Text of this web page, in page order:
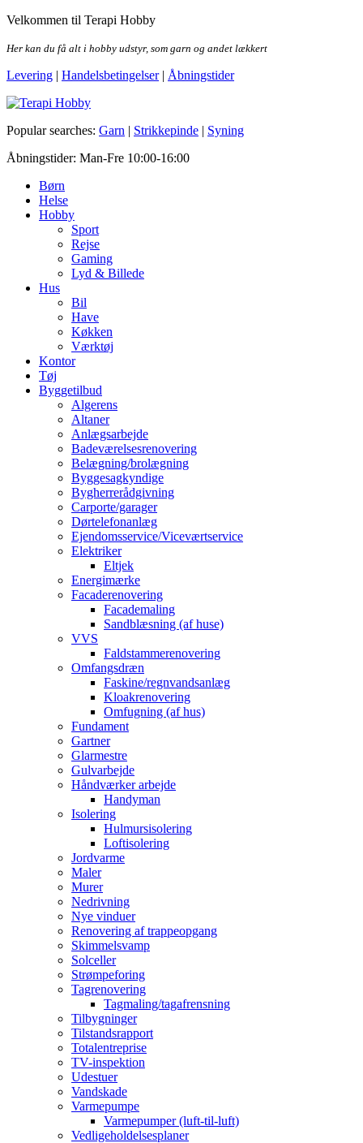
Skip
the
Velkommen til Terapi Hobby
Her kan du få alt i hobby udstyr, som garn og andet lækkert
Levering | Handelsbetingelser| Åbningstider
Terapi Hobby
Popular searches: Garn | Strikkepinde | Syning
Åbningstider: Man-Fre 10:00-16:00
Børn
Helse
Hobby
Sport
Rejse
Gaming
Lyd & Billede
Hus
Bil
Have
Køkken
Værktøj
Kontor
Tøj
Byggetilbud
Algerens
Altaner
Anlægsarbejde
Badeværelsesrenovering
Belægning/brolægning
Byggesagkyndige
Bygherrerådgivning
Carporte/garager
Dørtelefonanlæg
Ejendomsservice/Viceværtservice
Elektriker
Eltjek
Energimærke
Facaderenovering
Facademaling
Sandblæsning (af huse)
VVS
Faldstammerenovering
Omfangsdræn
Faskine/regnvandsanlæg
Kloakrenovering
Omfugning (af hus)
Fundament
Gartner
Glarmestre
Gulvarbejde
Håndværker arbejde
Handyman
Isolering
Hulmursisolering
Loftisolering
Jordvarme
Maler
Murer
Nedrivning
Nye vinduer
Renovering af trappeopgang
Skimmelsvamp
Solceller
Strømpeforing
Tagrenovering
Tagmaling/tagafrensning
Tilbygninger
Tilstandsrapport
Totalentreprise
TV-inspektion
Udestuer
Vandskade
Varmepumpe
Varmepumper (luft-til-luft)
Vedligeholdelsesplaner